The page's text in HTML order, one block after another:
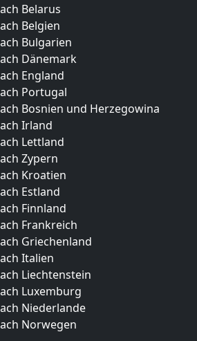
Belarus
Belgien
Bulgarien
Dänemark
England
Portugal
Bosnien und Herzegowina
Irland
Lettland
Zypern
Kroatien
Estland
Finnland
Frankreich
Griechenland
Italien
Liechtenstein
Luxemburg
Niederlande
Norwegen